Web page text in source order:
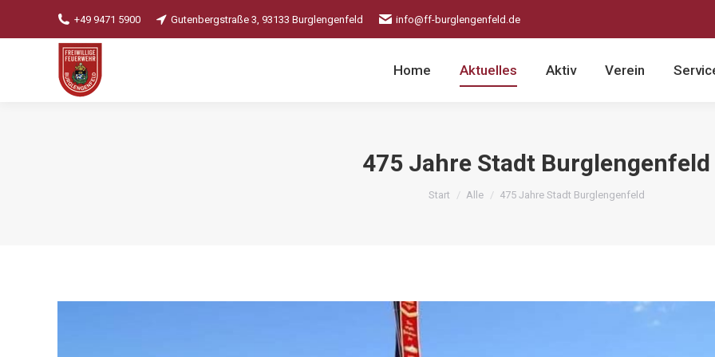
+49 9471 5900 Gutenbergstraße 3, 93133 Burglengenfeld info@ff-burglengenfeld.de
Home Aktuelles Aktiv Verein
475 Jahre Stadt Burglengenfeld
Sie befinden sich hier:
Start Alle 475 Jahre Stadt Burglengenfeld